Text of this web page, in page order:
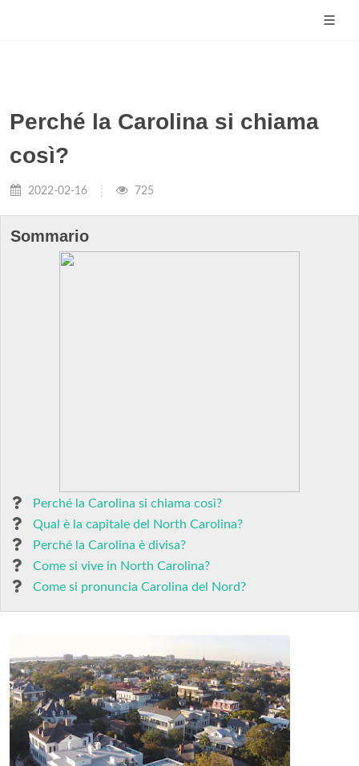
Perché la Carolina si chiama
così?
2022-02-16 725
Sommario
Perché la Carolina si chiama così?
Qual è la capitale del North Carolina?
Perché la Carolina è divisa?
Come si vive in North Carolina?
Come si pronuncia Carolina del Nord?